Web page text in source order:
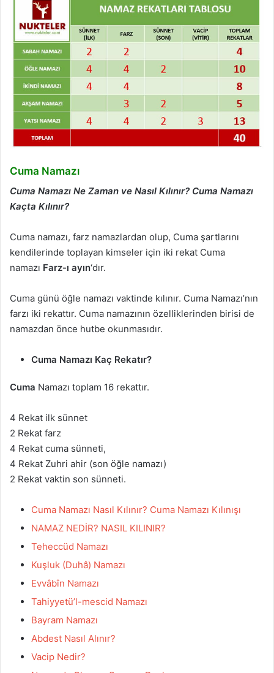
Cuma Namazı
Cuma Namazı Ne Zaman ve Nasıl Kılınır? Cuma Namazı
Kaçta Kılınır?
Cuma namazı, farz namazlardan olup, Cuma şartlarını
kendilerinde toplayan kimseler için iki rekat Cuma
namazı Farz-ı ayın‘dır.
Cuma günü öğle namazı vaktinde kılınır. Cuma Namazı’nın
farzı iki rekattır. Cuma namazının özelliklerinden birisi de
namazdan önce hutbe okunmasıdır.
Cuma Namazı Kaç Rekatır?
Cuma Namazı toplam 16 rekattır.
4 Rekat ilk sünnet
2 Rekat farz
4 Rekat cuma sünneti,
4 Rekat Zuhri ahir (son öğle namazı)
2 Rekat vaktin son sünneti.
Cuma Namazı Nasıl Kılınır? Cuma Namazı Kılınışı
NAMAZ NEDİR? NASIL KILINIR?
Teheccüd Namazı
Kuşluk (Duhâ) Namazı
Evvâbîn Namazı
Tahiyyetü’l-mescid Namazı
Bayram Namazı
Abdest Nasıl Alınır?
Vacip Nedir?